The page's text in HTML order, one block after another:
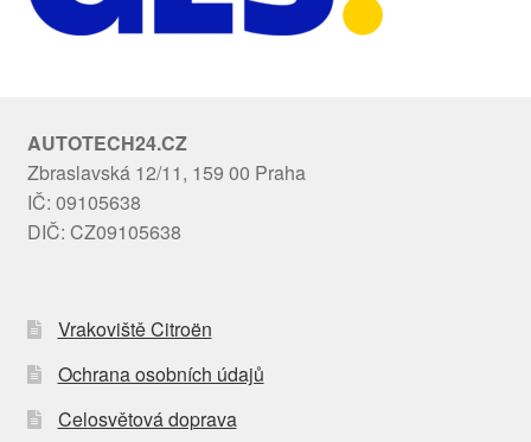
AUTOTECH24.CZ
Zbraslavská 12/11, 159 00 Praha
IČ: 09105638
DIČ: CZ09105638
Vrakoviště Citroën
Ochrana osobních údajů
Celosvětová doprava